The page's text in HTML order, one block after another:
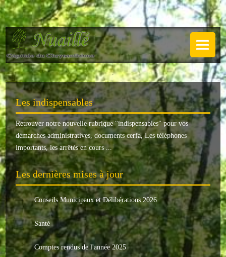
NUAILLÉ
Plan de Nuaillé
Sentiers pédestres
Guide annuel
Histoire
Galerie
LA MAIRIE
Horaires
Agence postale
Le conseil municipal
.
Les indispensables
Retrouver notre nouvelle rubrique "indispensables" pour vos
démarches administratives, documents cerfa, Les téléphones
importants, les arrêtés en cours ...
Les dernières mises à jour
Conseils Municipaux et Délibérations 2026
Santé
Comptes rendus de l'année 2025